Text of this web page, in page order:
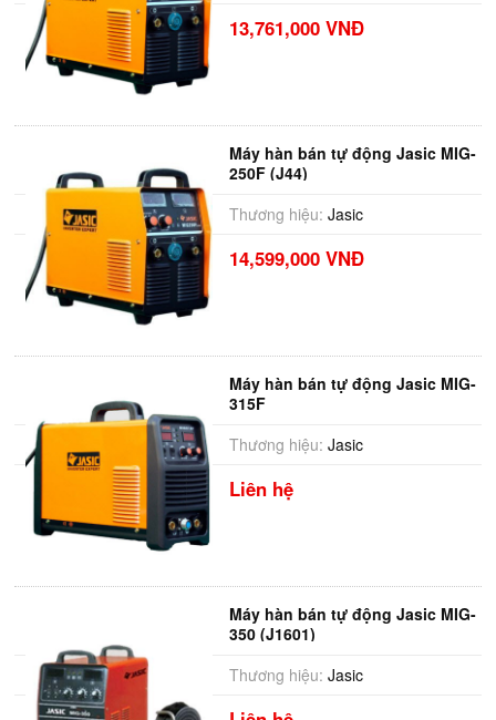
13,761,000 VNĐ
Máy hàn bán tự động Jasic MIG-
250F (J44)
Thương hiệu: Jasic
14,599,000 VNĐ
Máy hàn bán tự động Jasic MIG-
315F
Thương hiệu: Jasic
Liên hệ
Máy hàn bán tự động Jasic MIG-
350 (J1601)
Thương hiệu: Jasic